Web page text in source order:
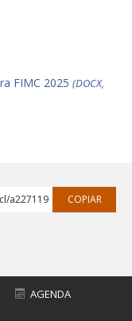
FIMC 2025 (DOCX,
a227119 COPIAR
AGENDA